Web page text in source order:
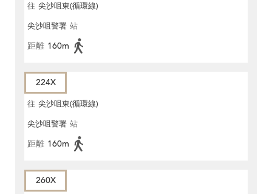
往 尖沙咀東(循環線)
尖沙咀警署 站
距離 160m
224X
往 尖沙咀東(循環線)
尖沙咀警署 站
距離 160m
260X